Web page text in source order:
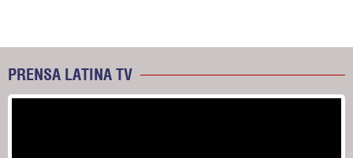
PRENSA LATINA TV